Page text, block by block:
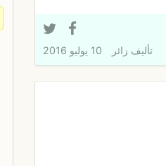
تأليف زائر 10 يوليو 2016